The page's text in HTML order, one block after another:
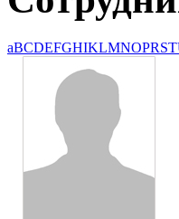
aBCDEFGHIKLMNOPRST